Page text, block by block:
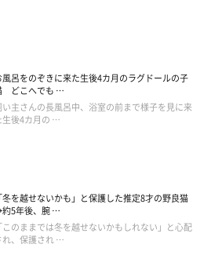
かった回答は、猫が「落ちている」
。多くの猫たちが、完全無防備な姿を
風呂をのぞきに来た生後4カ月のラグドールの子
どこへでも …
い主さんの長風呂中、浴室の前まで様子を見に来
生後4カ月の …
「冬を越せないかも」と保護した推定8才の野良猫
5年後、腕 …
「このままでは冬を越せないかもしれない」と心配
れ、保護され …